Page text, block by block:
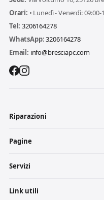
Orari: • Lunedì - Venerdì: 09:00-
Tel: 3206164278
WhatsApp:3206164278
Email: info@bresciapc.com
Riparazioni
Pagine
Servizi
Link utili